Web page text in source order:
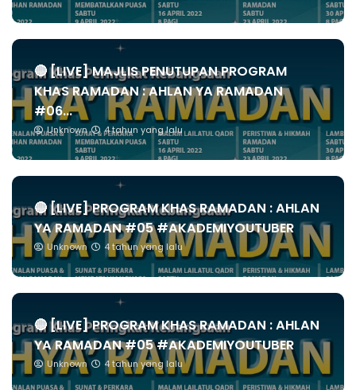
🔴 [LIVE] MAJLIS PENUTUPAN PROGRAM
KHAS RAMADAN : AHLAN YA RAMADAN
#06...
Unknown 4 tahun yang lalu
🔴 [LIVE] PROGRAM KHAS RAMADAN : AHLAN
YA RAMADAN #05 #AKADEMIYOUTUBER
Unknown 4 tahun yang lalu
🔴 [LIVE] PROGRAM KHAS RAMADAN : AHLAN
YA RAMADAN #05 #AKADEMIYOUTUBER
Unknown 4 tahun yang lalu